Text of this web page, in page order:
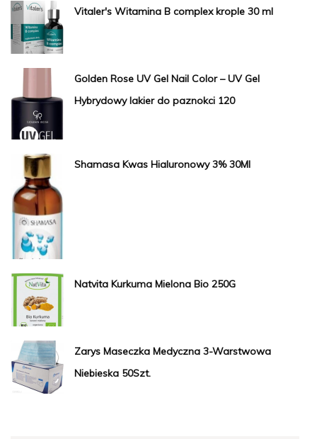
Vitaler's Witamina B complex krople 30 ml
Golden Rose UV Gel Nail Color – UV Gel
Hybrydowy lakier do paznokci 120
Shamasa Kwas Hialuronowy 3% 30Ml
Natvita Kurkuma Mielona Bio 250G
Zarys Maseczka Medyczna 3-Warstwowa
Niebieska 50Szt.